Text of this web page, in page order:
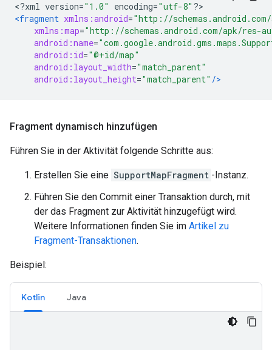
<?xml version="1.0" encoding="utf-8" ?>
<fragment xmlns:android="http://
xmlns:map="http://schemas.android.com/apk/res-
android:name=
android:id="@+id/map"
android:layout_width="match_parent"
android:layout_height="match_parent" />
Fragment dynamisch hinzufügen
Führen Sie in der Aktivität folgende Schritte aus:
Erstellen Sie eine SupportMapFragment -Instanz.
Führen Sie den Commit einer Transaktion durch, mit
der das Fragment zur Aktivität hinzugefügt wird.
Weitere Informationen finden Sie im Artikel zu
Fragment-Transaktionen.
Beispiel:
Kotlin Java